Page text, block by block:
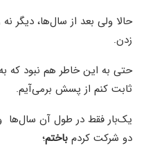
حالا ولی بعد از سال‌ها، دیگر
زدن.
حتی به این خاطر هم نبود که
ثابت کنم از پسش برمی‌آیم.
یک‌بار فقط در طول آن سال‌ها
دو شرکت کردم باختم؛